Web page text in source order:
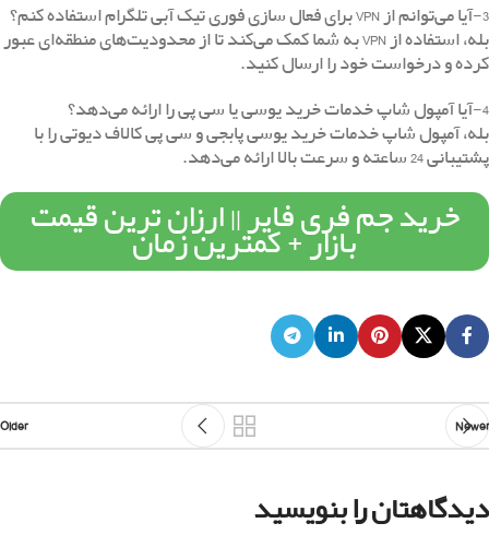
3-آیا می‌توانم از VPN برای فعال سازی فوری تیک آبی تلگرام استفاده کنم؟
بله، استفاده از VPN به شما کمک می‌کند تا از محدودیت‌های منطقه‌ای عبور
کرده و درخواست خود را ارسال کنید.
4-آیا آمپول شاپ خدمات خرید یوسی یا سی پی را ارائه می‌دهد؟
بله، آمپول شاپ خدمات خرید یوسی پابجی و سی پی کالاف دیوتی را با
پشتیبانی 24 ساعته و سرعت بالا ارائه می‌دهد.
خرید جم فری فایر || ارزان ترین قیمت
بازار + کمترین زمان
Newer
Older
دیدگاهتان را بنویسید